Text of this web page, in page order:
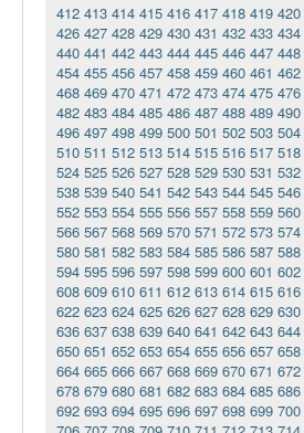
412 413 414 415 416 417 418 419 420
426 427 428 429 430 431 432 433 434
440 441 442 443 444 445 446 447 448
454 455 456 457 458 459 460 461 462
468 469 470 471 472 473 474 475 476
482 483 484 485 486 487 488 489 490
496 497 498 499 500 501 502 503 504
510 511 512 513 514 515 516 517 518
524 525 526 527 528 529 530 531 532
538 539 540 541 542 543 544 545 546
552 553 554 555 556 557 558 559 560
566 567 568 569 570 571 572 573 574
580 581 582 583 584 585 586 587 588
594 595 596 597 598 599 600 601 602
608 609 610 611 612 613 614 615 616
622 623 624 625 626 627 628 629 630
636 637 638 639 640 641 642 643 644
650 651 652 653 654 655 656 657 658
664 665 666 667 668 669 670 671 672
678 679 680 681 682 683 684 685 686
692 693 694 695 696 697 698 699 700